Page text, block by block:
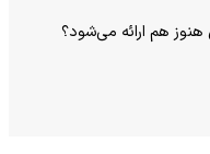
هنوز هم ارائه می‌شود؟